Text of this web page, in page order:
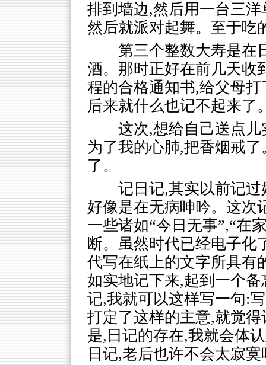
排到墙边,然后用一台三
然后就派对起舞。至于吃
第三个整数大寿是在
酒。那时正好在前几天收
程的合格通知书,给父母
后来就什么也记不起来了
这次,想给自己送点
为了我的心肺,把香烟戒
了。
记日记,其实以前记
好像是在无病呻吟。这次
一些诸如“今日无事”,“在
断。虽然时代已经电子化
代写在纸上的文字所具有
如实地记下来,起到一个
记,我就可以这样写一句:
打定了这样的主意,就觉
是,日记的存在,我就会体
日记,老后也许不会太寂寞